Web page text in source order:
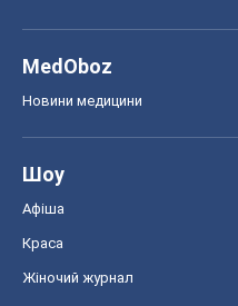
MedOboz
Новини медицини
Шоу
Афіша
Краса
Жіночий журнал